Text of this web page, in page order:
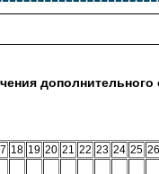
дополнительного
18 19 20 21 22 23 24 25 26